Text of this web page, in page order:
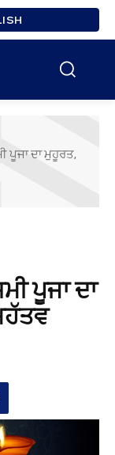
ਪੂਜਾ ਦਾ ਮੁਹੂਰਤ,
ਪੂਜਾ ਦਾ